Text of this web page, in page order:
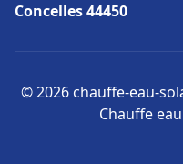
Concelles 44450
© 2026 chauffe-eau-
Chauffe